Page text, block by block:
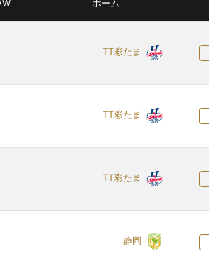
W ホーム
TT彩たま
TT彩たま
TT彩たま
静岡